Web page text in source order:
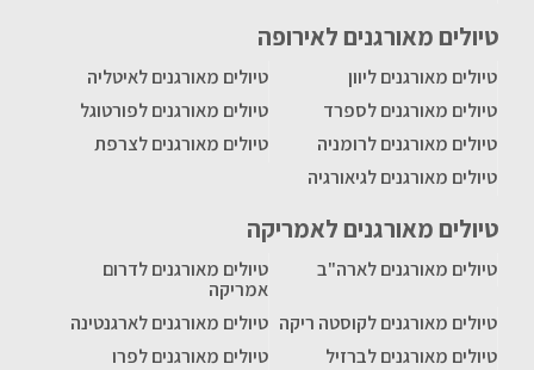
טיולים מאורגנים לאירופה
טיולים מאורגנים ליוון
טיולים מאורגנים לאיטליה
טיולים מאורגנים לספרד
טיולים מאורגנים לפורטוגל
טיולים מאורגנים לרומניה
טיולים מאורגנים לצרפת
טיולים מאורגנים לגיאורגיה
טיולים מאורגנים לאמריקה
טיולים מאורגנים לארה"ב
טיולים מאורגנים לדרום
אמריקה
טיולים מאורגנים לקוסטה ריקה טיולים מאורגנים לארגנטינה
טיולים מאורגנים לברזיל
טיולים מאורגנים לפרו